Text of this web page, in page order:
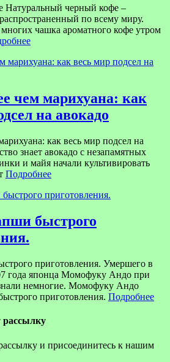
Натуральный черный кофе –
по всему миру.
чашка ароматного кофе утром
чем марихуана: как
на авокадо
как весь мир подсел на
знает авокадо с незапамятных
и майя начали культивировать
Подробнее
быстрого
приготовления. Умершего в
года японца Момофуку Андо при
немногие. Момофуку Андо
приготовления. Подробнее
и присоединитесь к нашим